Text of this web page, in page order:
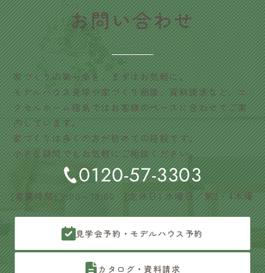
​お問い合わせ
CONTACT
家づくりの第一歩を、まずはお気軽に。
モデルハウス見学や家づくり相談、資料請求など、エ
クセルホーム福島ではお客様のペースに合わせてご案
内しています。
家づくりは多くの方が初めての経験です。
小さな疑問でもお気軽にご相談ください。
0120-57-3303
[営業時間] 9:00～18:00 [定休日] 水曜日／第2・4木曜
見学会予約・モデルハウス予約
カタログ・資料請求